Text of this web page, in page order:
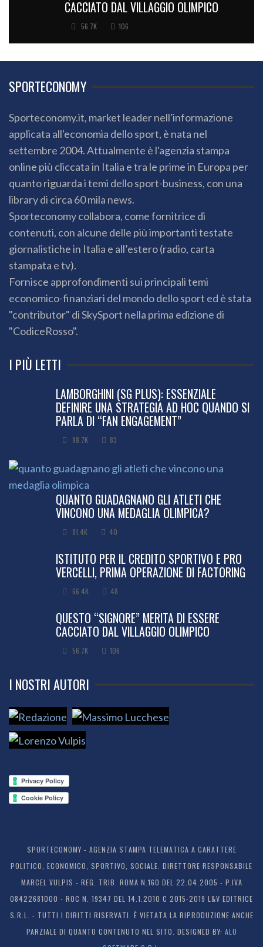
CACCIATO DAL VILLAGGIO OLIMPICO
56.7K 106
SPORTECONOMY
Sporteconomy.it, market leader nell'informazione
applicata all'economia dello sport, è nata nel
settembre 2004. Attualmente è l'agenzia stampa
online più cliccata in Italia e tra le prime in Europa per
quanto riguarda i temi dello sport-business, con una
library di circa 60 mila news.
Sporteconomy collabora, come fornitrice di
contenuti, con alcune delle più importanti testate
giornalistiche in Italia e all’estero (radio, carta
stampata e tv).
Fornisce approfondimenti sui principali temi
economico-finanziari del mondo dello sport ed è stata
"contributor" di SkySport nella prima edizione di
"CodiceRosso".
I PIÙ LETTI
LAMBORGHINI (SG PLUS): ESSENZIALE
DEFINIRE UNA STRATEGIA AD HOC QUANDO SI
PARLA DI “FAN ENGAGEMENT”
98.7K 83
QUANTO GUADAGNANO GLI ATLETI CHE
VINCONO UNA MEDAGLIA OLIMPICA?
81.4K 40
ISTITUTO PER IL CREDITO SPORTIVO E PRO
VERCELLI, PRIMA OPERAZIONE DI FACTORING
66.4K 48
QUESTO “SIGNORE” MERITA DI ESSERE
CACCIATO DAL VILLAGGIO OLIMPICO
56.7K 106
I NOSTRI AUTORI
SPORTECONOMY - AGENZIA STAMPA TELEMATICA A CARATTERE
POLITICO, ECONOMICO, SPORTIVO, SOCIALE. DIRETTORE RESPONSABILE
MARCEL VULPIS - REG. TRIB. ROMA N.160 DEL 22.04.2005 - P.IVA
08422681000 - ROC N. 19347 DEL 14.1.2010 C 2015-2019 L&V EDITRICE
S.R.L. - TUTTI I DIRITTI RISERVATI. È VIETATA LA RIPRODUZIONE ANCHE
PARZIALE DI QUANTO CONTENUTO NEL SITO. DESIGNED BY: ALO